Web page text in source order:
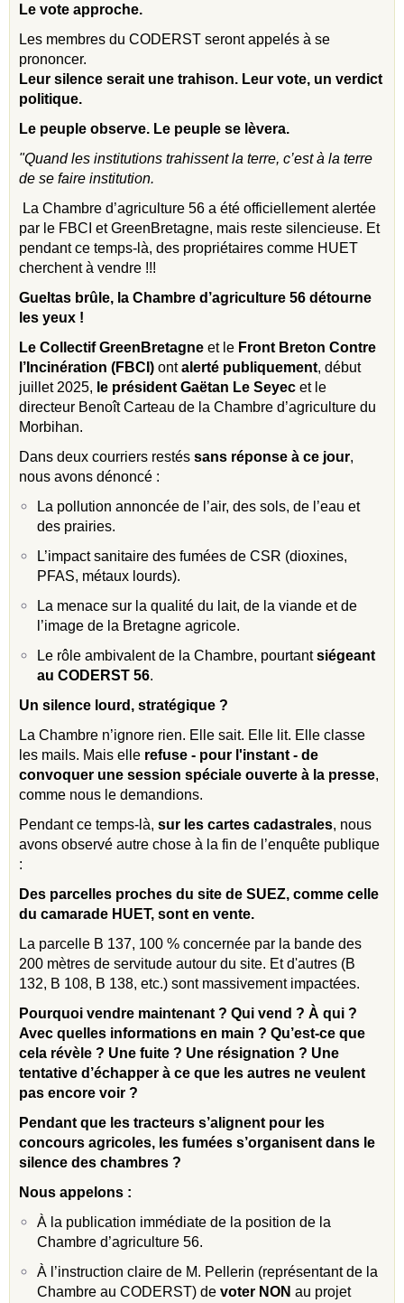
Le vote approche.
Les membres du CODERST seront appelés à se
prononcer.
Leur silence serait une trahison. Leur vote, un verdict
politique.
Le peuple observe. Le peuple se lèvera.
"Quand les institutions trahissent la terre, c’est à la terre
de se faire institution.
La Chambre d’agriculture 56 a été officiellement alertée
par le FBCI et GreenBretagne, mais reste silencieuse. Et
pendant ce temps-là, des propriétaires comme HUET
cherchent à vendre !!!
Gueltas brûle, la Chambre d’agriculture 56 détourne
les yeux !
Le Collectif GreenBretagne et le Front Breton Contre
l’Incinération (FBCI) ontalerté publiquement, début
juillet 2025, le président Gaëtan Le Seyec et le
directeur Benoît Carteau de la Chambre d’agriculture du
Morbihan.
Dans deux courriers restés sans réponse à ce jour,
nous avons dénoncé :
La pollution annoncée de l’air, des sols, de l’eau et
des prairies.
L’impact sanitaire des fumées de CSR (dioxines,
PFAS, métaux lourds).
La menace sur la qualité du lait, de la viande et de
l’image de la Bretagne agricole.
Le rôle ambivalent de la Chambre, pourtantsiégeant
au CODERST 56.
Un silence lourd, stratégique ?
La Chambre n’ignore rien. Elle sait. Elle lit. Elle classe
les mails. Mais elle refuse - pour l'instant - de
convoquer une session spéciale ouverte à la presse,
comme nous le demandions.
Pendant ce temps-là, sur les cartes cadastrales, nous
avons observé autre chose à la fin de l’enquête publique
:
Des parcelles proches du site de SUEZ, comme celle
du camarade HUET, sont en vente.
La parcelle B 137, 100 % concernée par la bande des
200 mètres de servitude autour du site. Et d'autres (B
132, B 108, B 138, etc.) sont massivement impactées.
Pourquoi vendre maintenant ? Qui vend ? À qui ?
Avec quelles informations en main ? Qu’est-ce que
cela révèle ? Une fuite ? Une résignation ? Une
tentative d’échapper à ce que les autres ne veulent
pas encore voir ?
Pendant que les tracteurs s’alignent pour les
concours agricoles, les fumées s’organisent dans le
silence des chambres ?
Nous appelons :
À la publication immédiate de la position de la
Chambre d’agriculture 56.
À l’instruction claire de M. Pellerin (représentant de la
Chambre au CODERST) de voter NON au projet